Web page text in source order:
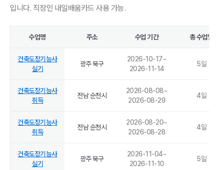
입니다. 직장인 내일배움카드 사용 가능.
수업명 주소 수업 기간 총 수업일
건축도장기능사
실기
광주 북구
2026-10-17~
2026-11-14
5일
건축도장기능사
취득
전남 순천시
2026-08-08~
2026-08-29
4일
건축도장기능사
취득
전남 순천시
2026-08-20~
2026-08-28
4일
건축도장기능사
실기
광주 북구
2026-11-04~
2026-11-10
5일